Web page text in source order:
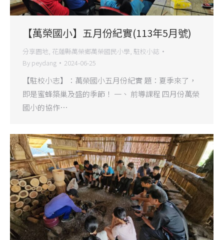
【萬榮國小】五月份紀實(113年5月號)
分享園地, 花蓮縣萬榮鄉萬榮國民小學, 駐校小誌
By peydang 2024-06-25
【駐校小志】：萬榮國小五月份紀實 題：夏季來了，
即是蜜蜂築巢及盛的季節！ 一、 前導課程 四月份萬榮
國小的協作…